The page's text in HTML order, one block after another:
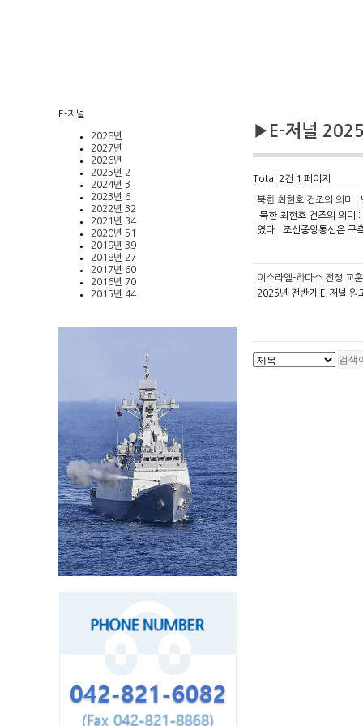
E-저널
2028년
2027년
2026년
2025년 2
2024년 3
2023년 6
2022년 32
2021년 34
2020년 51
2019년 39
2018년 27
2017년 60
2016년 70
2015년 44
▶E-저널
Total 2건 1 페이지
북한 최현호 건조의 의미 :
북한 최현호 건조의 의
였다 . 조선중앙통신은 구
이스라엘-하마스 전쟁 교
2025년 전반기 E-저널 원